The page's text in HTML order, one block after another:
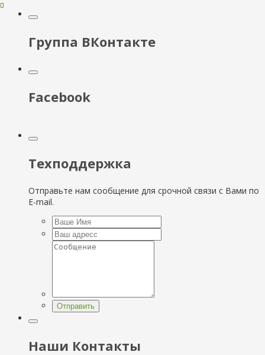
Группа ВКонтакте
Facebook
Техподдержка
Отправьте нам сообщение для срочной связи с Вами по
E-mail.
Отправить
Наши Контакты